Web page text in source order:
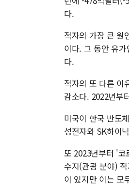
다.
적자의 가장 큰 원
이다. 그 동안 유
다.
적자의 또 다른 이
감소다. 2022년부
미국이 한국 반도
성전자와 SK하이
또 2023년부터 '코
수지(관광 분야)
이 있지만 이는 모